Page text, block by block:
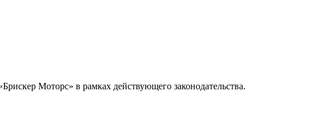
Моторс» в рамках действующего законодательства.